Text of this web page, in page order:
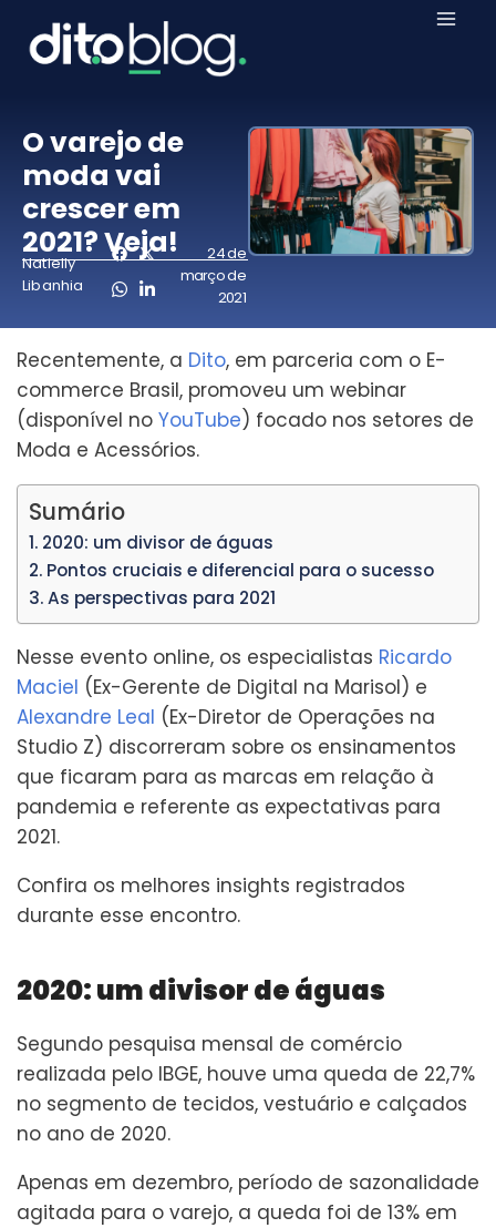
O varejo de
moda vai
crescer em
2021? Veja!
Natielly
Libanhia
24 de
março de
2021
Recentemente, a Dito, em parceria com o E-
commerce Brasil, promoveu um webinar
(disponível no YouTube) focado nos setores de
Moda e Acessórios.
Sumário
2020: um divisor de águas
Pontos cruciais e diferencial para o sucesso
As perspectivas para 2021
Nesse evento online, os especialistas Ricardo
Maciel (Ex-Gerente de Digital na Marisol) e
Alexandre Leal (Ex-Diretor de Operações na
Studio Z) discorreram sobre os ensinamentos
que ficaram para as marcas em relação à
pandemia e referente as expectativas para
2021.
Confira os melhores insights registrados
durante esse encontro.
2020: um divisor de águas
Segundo pesquisa mensal de comércio
realizada pelo IBGE, houve uma queda de 22,7%
no segmento de tecidos, vestuário e calçados
no ano de 2020.
Apenas em dezembro, período de sazonalidade
agitada para o varejo, a queda foi de 13% em